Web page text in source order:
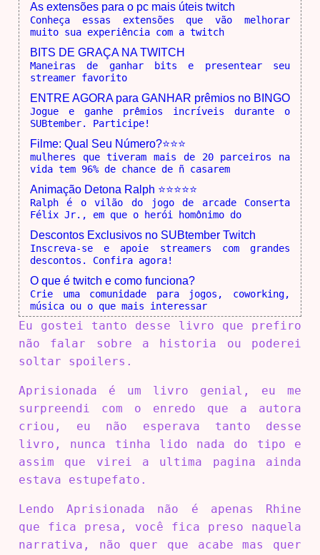
As extensões para o pc mais úteis twitch
Conheça essas extensões que vão melhorar
muito sua experiência com a twitch
BITS DE GRAÇA NA TWITCH
Maneiras de ganhar bits e presentear seu
streamer favorito
ENTRE AGORA para GANHAR prêmios no BINGO
Jogue e ganhe prêmios incríveis durante o
SUBtember. Participe!
Filme: Qual Seu Número?⭐⭐⭐
mulheres que tiveram mais de 20 parceiros na
vida tem 96% de chance de ñ casarem
Animação Detona Ralph ⭐⭐⭐⭐⭐
Ralph é o vilão do jogo de arcade Conserta
Félix Jr., em que o herói homônimo do
Descontos Exclusivos no SUBtember Twitch
Inscreva-se e apoie streamers com grandes
descontos. Confira agora!
O que é twitch e como funciona?
Crie uma comunidade para jogos, coworking,
música ou o que mais interessar
Eu gostei tanto desse livro que prefiro
não falar sobre a historia ou poderei
soltar spoilers.
Aprisionada é um livro genial, eu me
surpreendi com o enredo que a autora
criou, eu não esperava tanto desse
livro, nunca tinha lido nada do tipo e
assim que virei a ultima pagina ainda
estava estupefato.
Lendo Aprisionada não é apenas Rhine
que fica presa, você fica preso naquela
narrativa, não quer que acabe mas quer